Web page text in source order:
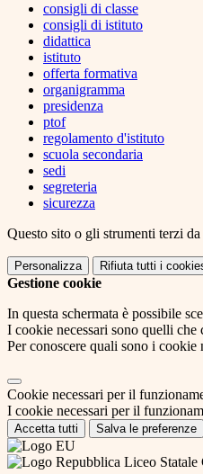
consigli di classe
consigli di istituto
didattica
istituto
offerta formativa
organigramma
presidenza
ptof
regolamento d'istituto
scuola secondaria
sedi
segreteria
sicurezza
Questo sito o gli strumenti terzi
Personalizza Rifiuta tutti i
Gestione cookie
In questa schermata è possibile
I cookie necessari sono quelli
Per conoscere quali sono i cookie
Cookie necessari per il
I cookie necessari per il
Accetta tutti Salva le preferenze
Liceo Statale